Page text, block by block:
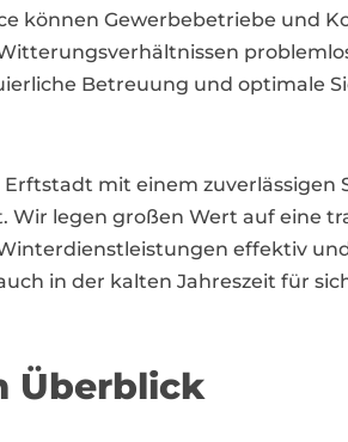
können Gewerbebetriebe und
Betreuung und optimale
mit einem zuverlässigen
legen großen Wert auf eine
effektiv
in der kalten Jahreszeit für
Überblick